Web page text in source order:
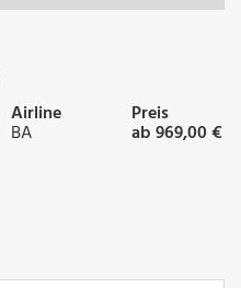
Airline
BA
Preis
ab 969,00 €